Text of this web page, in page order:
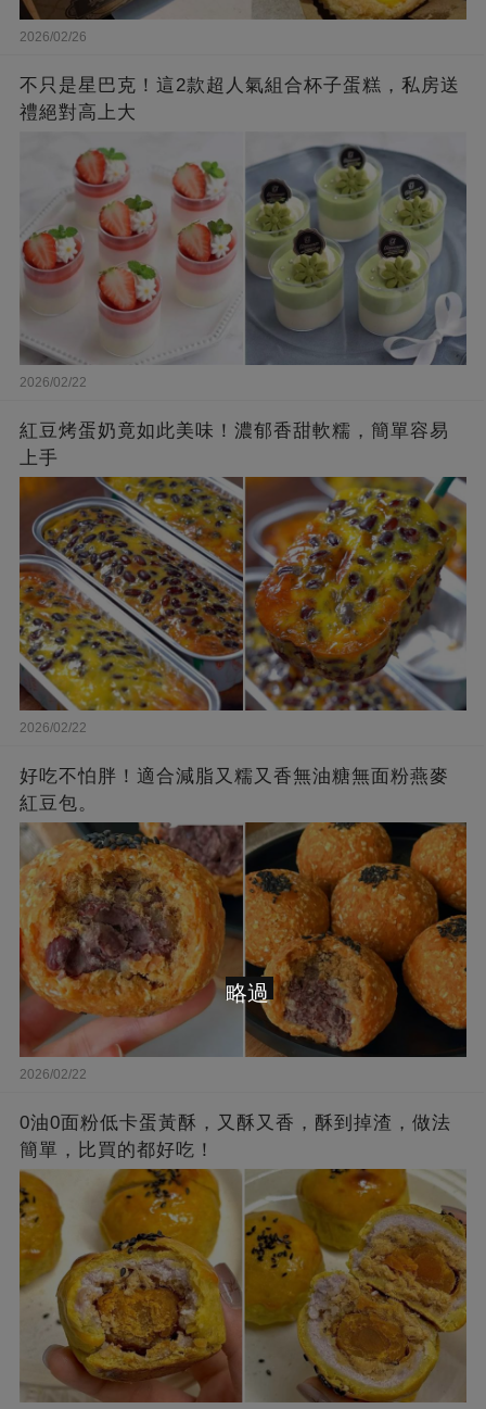
2026/02/26
不只是星巴克！這2款超人氣組合杯子蛋糕，私房送
禮絕對高上大
2026/02/22
紅豆烤蛋奶竟如此美味！濃郁香甜軟糯，簡單容易
上手
2026/02/22
好吃不怕胖！適合減脂又糯又香無油糖無面粉燕麥
紅豆包。
2026/02/22
0油0面粉低卡蛋黃酥，又酥又香，酥到掉渣，做法
簡單，比買的都好吃！
略過